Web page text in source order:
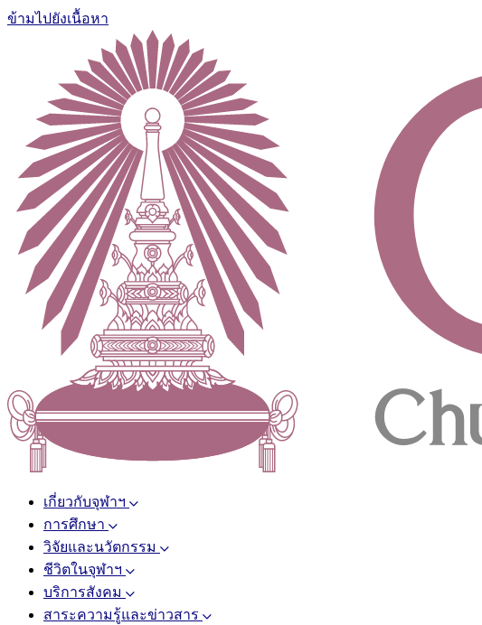
ข้ามไปยังเนื้อหา
เกี่ยวกับจุฬาฯ
การศึกษา
วิจัยและนวัตกรรม
ชีวิตในจุฬาฯ
บริการสังคม
สาระความรู้และข่าวสาร